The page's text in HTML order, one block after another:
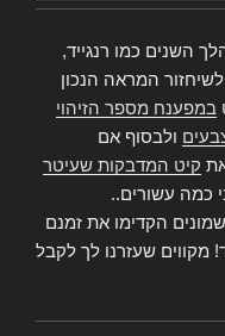
השנים כמו רנגייד,
לשיחזור המראה הנכון
במפענח מספר הזיהוי
ולבסוף אם
קיט המדבקות שעיטר
כמה עשורים..
הקדימו את זמנם
מקווים שעזרנו לך לקבל